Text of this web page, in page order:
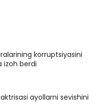
korruptsiyasini
izoh berdi
ayollarni sevishini